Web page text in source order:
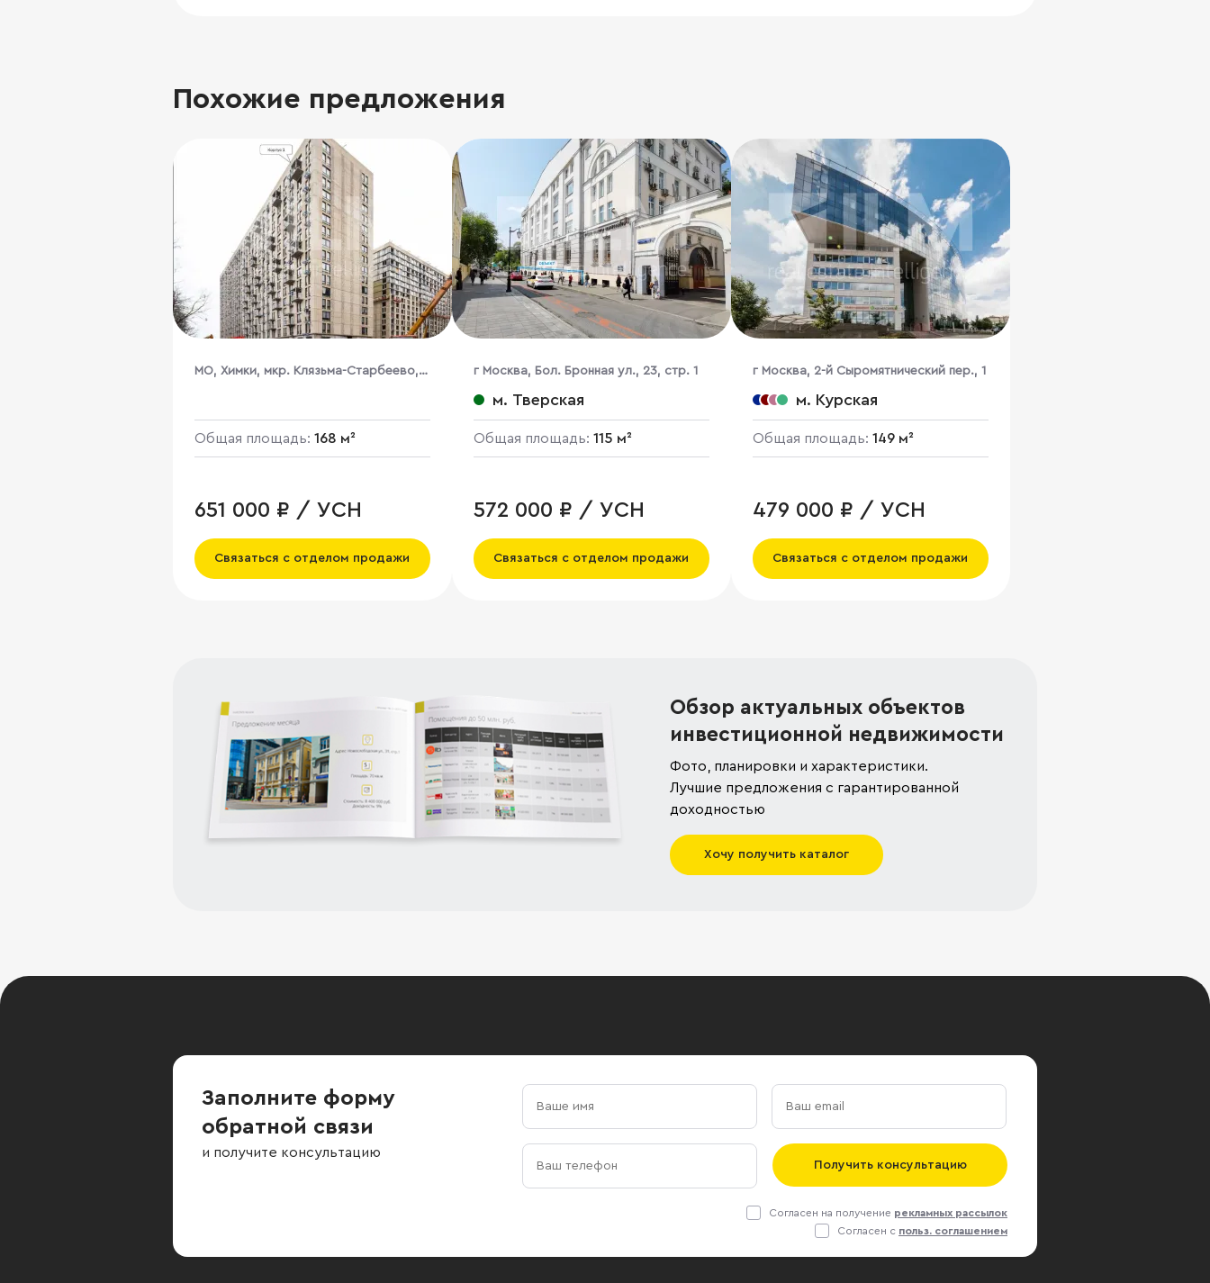
Похожие предложения
МО, Химки, мкр. Клязьма-Старбеево,
Общая площадь: 168 м²
651 000 ₽ / УСН
Связаться с отделом продажи
г Москва, Бол. Бронная ул., 23, стр. 1
м. Тверская
Общая площадь: 115 м²
572 000 ₽ / УСН
Связаться с отделом продажи
г Москва, 2-й Сыромятнический пер., 1
м. Курская
Общая площадь: 149 м²
479 000 ₽ / УСН
Связаться с отделом продажи
Обзор актуальных объектов
инвестиционной недвижимости
Фото, планировки и характеристики.
Лучшие предложения с гарантированной
доходностью
Хочу получить каталог
Заполните форму
обратной связи
и получите консультацию
Получить консультацию
Согласен на получение рекламных рассылок
Согласен с польз. соглашением